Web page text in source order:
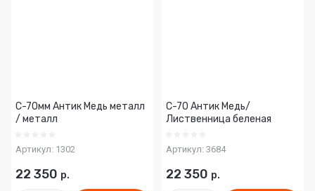
С-70мм Антик Медь металл
/ металл
Артикул: 1302
22 350 р.
С-70 Антик Медь/
Лиственница беленая
Артикул: 3684
22 350 р.